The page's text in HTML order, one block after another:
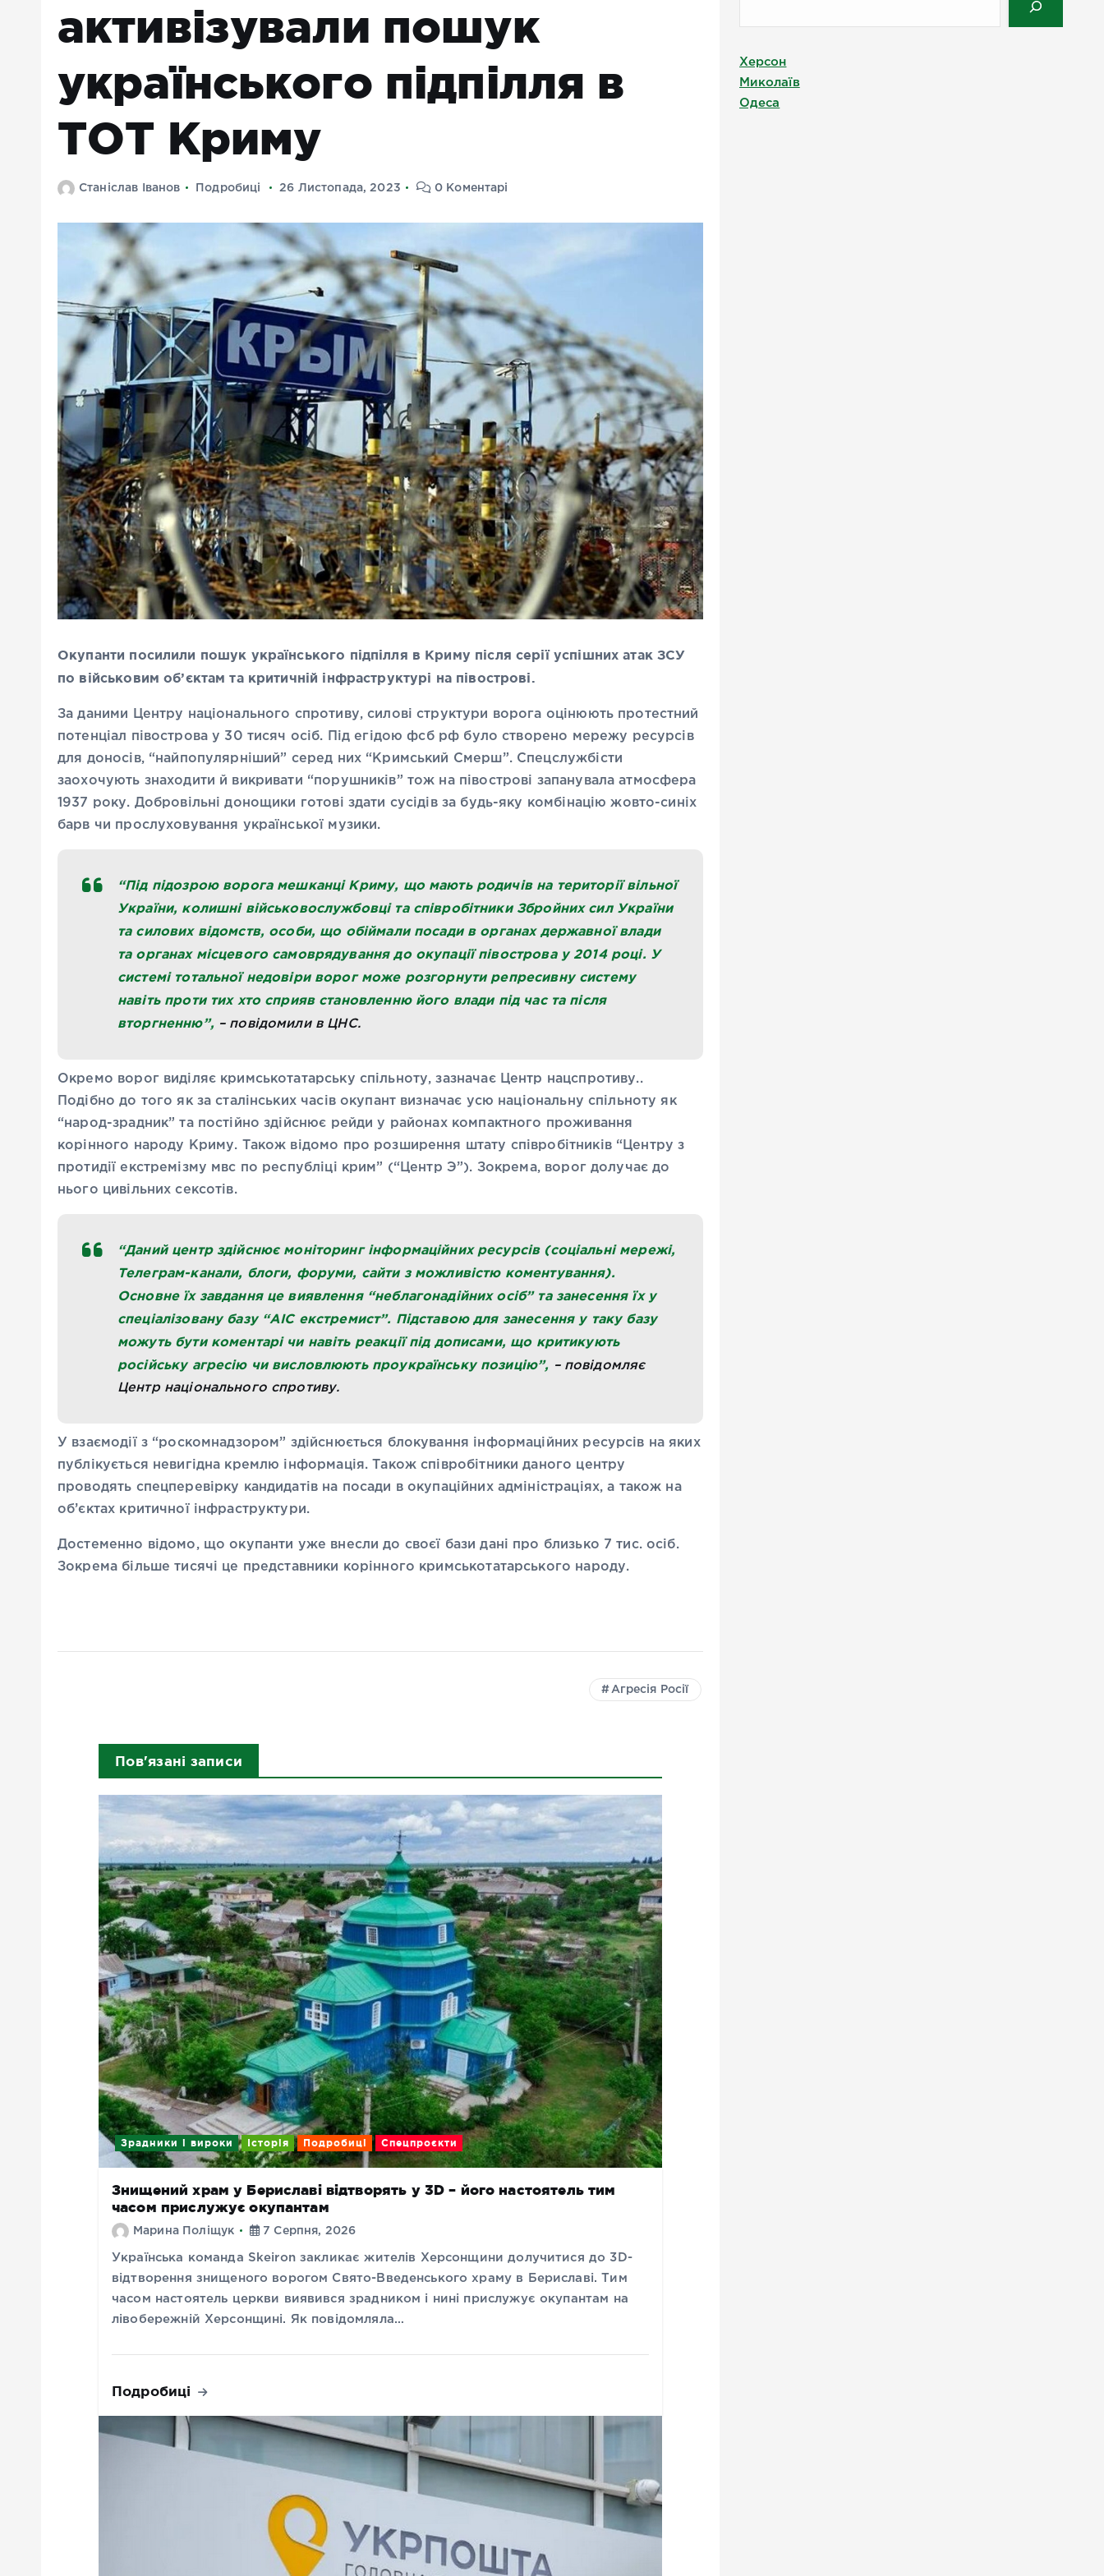
активізували пошук
українського підпілля в
ТОТ Криму
Станіслав Іванов Подробиці 26 Листопада, 2023 0 Коментарі
Окупанти посилили пошук українського підпілля в Криму після серії успішних атак ЗСУ
по військовим об’єктам та критичній інфраструктурі на півострові.
За даними Центру національного спротиву, силові структури ворога оцінюють протестний
потенціал півострова у 30 тисяч осіб. Під егідою фсб рф було створено мережу ресурсів
для доносів, “найпопулярніший” серед них “Кримський Смерш”. Спецслужбісти
заохочують знаходити й викривати “порушників” тож на півострові запанувала атмосфера
1937 року. Добровільні донощики готові здати сусідів за будь-яку комбінацію жовто-синіх
барв чи прослуховування української музики.
“Під підозрою ворога мешканці Криму, що мають родичів на території вільної
України, колишні військовослужбовці та співробітники Збройних сил України
та силових відомств, особи, що обіймали посади в органах державної влади
та органах місцевого самоврядування до окупації півострова у 2014 році. У
системі тотальної недовіри ворог може розгорнути репресивну систему
навіть проти тих хто сприяв становленню його влади під час та після
вторгненню”, – повідомили в ЦНС.
Окремо ворог виділяє кримськотатарську спільноту, зазначає Центр нацспротиву..
Подібно до того як за сталінських часів окупант визначає усю національну спільноту як
“народ-зрадник” та постійно здійснює рейди у районах компактного проживання
корінного народу Криму. Також відомо про розширення штату співробітників “Центру з
протидії екстремізму мвс по республіці крим” (“Центр Э”). Зокрема, ворог долучає до
нього цивільних сексотів.
“Даний центр здійснює моніторинг інформаційних ресурсів (соціальні мережі,
Телеграм-канали, блоги, форуми, сайти з можливістю коментування).
Основне їх завдання це виявлення “неблагонадійних осіб” та занесення їх у
спеціалізовану базу “АІС екстремист”. Підставою для занесення у таку базу
можуть бути коментарі чи навіть реакції під дописами, що критикують
російську агресію чи висловлюють проукраїнську позицію”, – повідомляє
Центр національного спротиву.
У взаємодії з “роскомнадзором” здійснюється блокування інформаційних ресурсів на яких
публікується невигідна кремлю інформація. Також співробітники даного центру
проводять спецперевірку кандидатів на посади в окупаційних адміністраціях, а також на
об’єктах критичної інфраструктури.
Достеменно відомо, що окупанти уже внесли до своєї бази дані про близько 7 тис. осіб.
Зокрема більше тисячі це представники корінного кримськотатарського народу.
Агресія Росії
Пов'язані записи
Зрадники і вироки Історія Подробиці Спецпроєкти
Знищений храм у Бериславі відтворять у 3D – його настоятель тим
часом прислужує окупантам
Марина Поліщук 7 Серпня, 2026
Українська команда Skeiron закликає жителів Херсонщини долучитися до 3D-
відтворення знищеного ворогом Свято-Введенського храму в Бериславі. Тим
часом настоятель церкви виявився зрадником і нині прислужує окупантам на
лівобережній Херсонщині. Як повідомляла…
Подробиці
Херсон
Миколаїв
Одеса